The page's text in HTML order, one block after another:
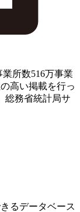
所数516万事業
高い掲載を行っ
総務省統計局サ
るデータベース